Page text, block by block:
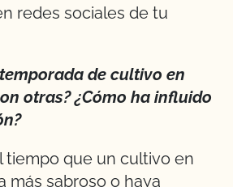
redes sociales de tu
de cultivo en
otras? ¿Cómo ha influido
tiempo que un cultivo en
más sabroso o haya